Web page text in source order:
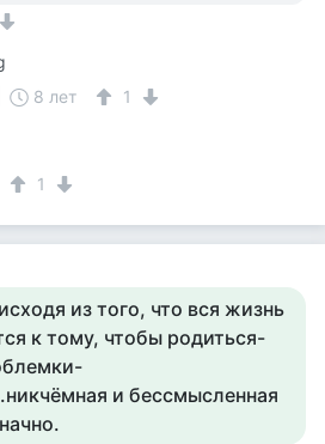
8 лет 1
1
из того, что вся жизнь
к тому, чтобы родиться-
и бессмысленная